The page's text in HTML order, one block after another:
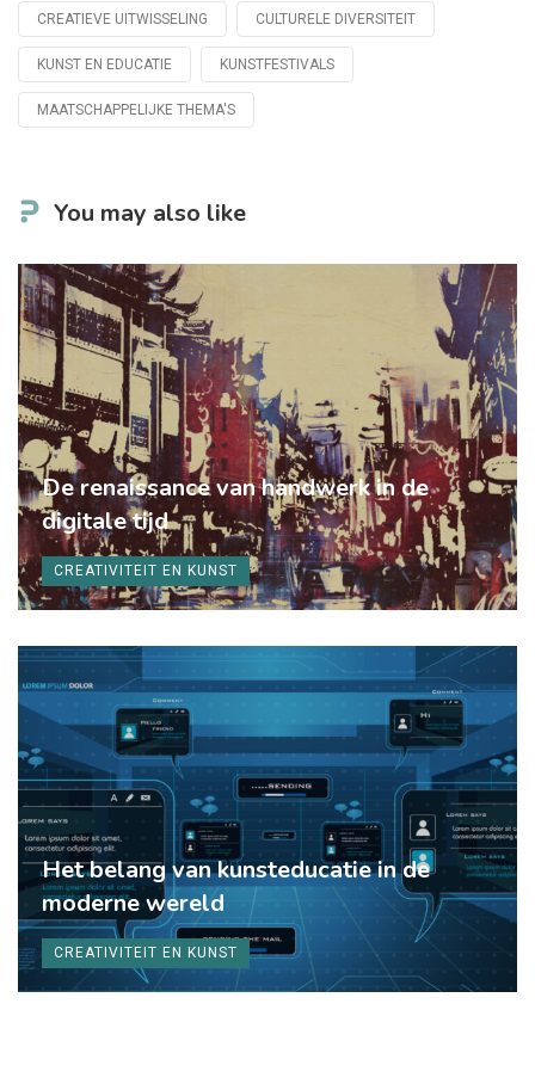
Tagged
with
CREATIEVE UITWISSELING CULTURELE DIVERSITEIT
KUNST EN EDUCATIE KUNSTFESTIVALS
MAATSCHAPPELIJKE THEMA'S
You may also like
CREATIVITEIT EN KUNST
De renaissance van handwerk in de
digitale tijd
CREATIVITEIT EN KUNST
Het belang van kunsteducatie in de
moderne wereld